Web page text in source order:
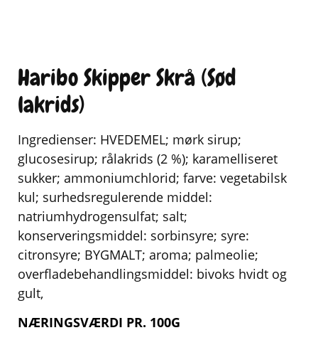
Haribo Skipper Skrå (Sød
lakrids)
Ingredienser: HVEDEMEL; mørk sirup;
glucosesirup; rålakrids (2 %); karamelliseret
sukker; ammoniumchlorid; farve: vegetabilsk
kul; surhedsregulerende middel:
natriumhydrogensulfat; salt;
konserveringsmiddel: sorbinsyre; syre:
citronsyre; BYGMALT; aroma; palmeolie;
overfladebehandlingsmiddel: bivoks hvidt og
gult,
NÆRINGSVÆRDI PR. 100G